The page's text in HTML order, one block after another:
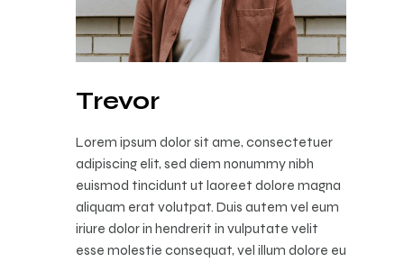
Trevor
Lorem ipsum dolor sit ame, consectetuer
adipiscing elit, sed diem nonummy nibh
euismod tincidunt ut laoreet dolore magna
aliquam erat volutpat. Duis autem vel eum
iriure dolor in hendrerit in vulputate velit
esse molestie consequat, vel illum dolore eu